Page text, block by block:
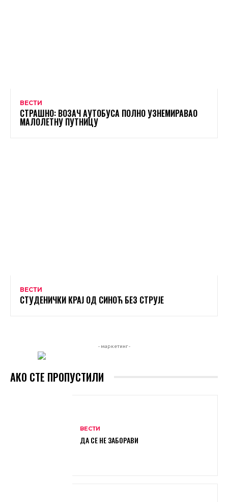
ВЕСТИ
СТРАШНО: ВОЗАЧ АУТОБУСА ПОЛНО УЗНЕМИРАВАО
МАЛОЛЕТНУ ПУТНИЦУ
ВЕСТИ
СТУДЕНИЧКИ КРАЈ ОД СИНОЋ БЕЗ СТРУЈЕ
- маркетинг -
АКО СТЕ ПРОПУСТИЛИ
ВЕСТИ
ДА СЕ НЕ ЗАБОРАВИ